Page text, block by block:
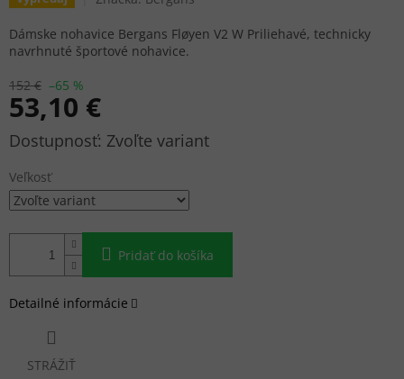
152 € –65 %
53,10 €
Jednotková
Zvoľte variant
Veľkosť
Pridať do košíka
Dámske nohavice Bergans Fløyen V2 W Priliehavé, technicky
navrhnuté športové nohavice.
Detailné informácie
STRÁŽIŤ